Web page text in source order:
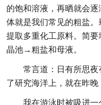
的饱和溶液，再晒就会
体就是我们常见的粗盐
提取多重化工原料。简
晶池→粗盐和母液。
常言道：日有所思
了研究海洋上，就在昨晚
我在游泳时被吸进